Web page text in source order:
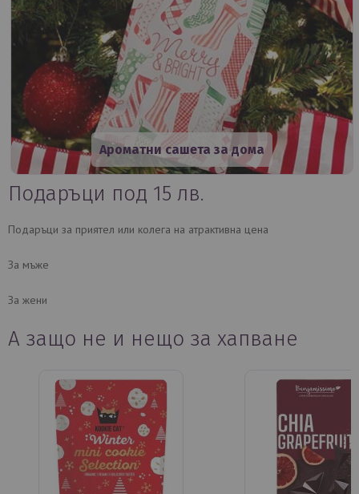
Ароматни сашета за дома
Подаръци под 15 лв.
Подаръци за приятел или колега на атрактивна цена
За мъже
За жени
А защо не и нещо за хапване